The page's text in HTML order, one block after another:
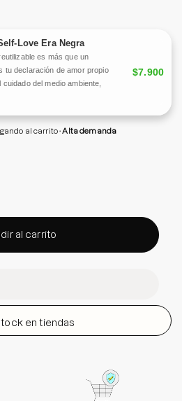
Love Era Negra
es más que un
tu declaración de amor propio
del medio ambiente,
$7.900
al carrito Alta demanda
al carrito
en tiendas